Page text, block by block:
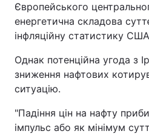
Європейського
енергетична складова
інфляційну статистику
Однак потенційна угода з
зниження нафтових
ситуацію.
"Падіння цін на нафту
імпульс або як мінімум